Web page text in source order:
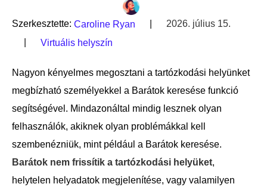
Szerkesztette: Caroline Ryan
2026. július 15.
Virtuális helyszín
Nagyon kényelmes megosztani a tartózkodási helyünket
megbízható személyekkel a Barátok keresése funkció
segítségével. Mindazonáltal mindig lesznek olyan
felhasználók, akiknek olyan problémákkal kell
szembenézniük, mint például a Barátok keresése.
Barátok nem frissítik a tartózkodási helyüket,
helytelen helyadatok megjelenítése, vagy valamilyen